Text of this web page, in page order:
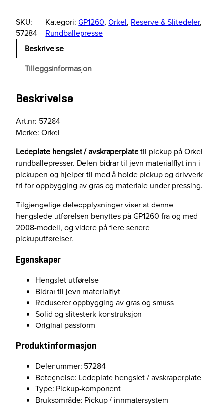
d
e
p
H
n
g
l
e
t
a
t
a
l
l
SKU:
57284
Kategori:GP1260, Orkel, Reserve & Slitedeler
Rundballepresse
Beskrivelse
Tilleggsinformasjon
Beskrivelse
Art.nr: 57284
Merke: Orkel
Ledeplate hengslet / avskraperplatetil pickup på Orkel
rundballepresser. Delen bidrar til jevn materialflyt inn i
pickupen og hjelper til med å holde pickup og drivverk
fri for oppbygging av gras og materiale under pressing.
Tilgjengelige deleopplysninger viser at denne
hengslede utførelsen benyttes på GP1260 fra og med
2008-modell, og videre på flere senere
pickuputførelser.
Egenskaper
Hengslet utførelse
Bidrar til jevn materialflyt
Reduserer oppbygging av gras og smuss
Solid og slitesterk konstruksjon
Original passform
Produktinformasjon
Delenummer: 57284
Betegnelse: Ledeplate hengslet / avskraperplate
Type: Pickup-komponent
Bruksområde: Pickup / innmatersystem